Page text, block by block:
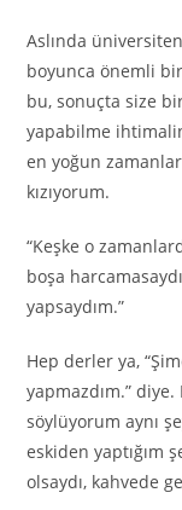
Aslında
boyunca önemli
bu, sonuçta size
yapabilme
en yoğun
kızıyorum.
“Keşke o
boşa
yapsaydım.”
Hep derler ya,
yapmazdım.” diye.
söylüyorum aynı
eskiden yaptığım
olsaydı, kahvede